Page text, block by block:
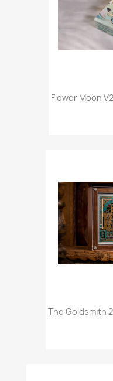
Flower Moon
The Goldsmith